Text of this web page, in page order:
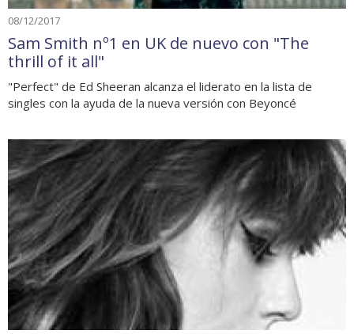
08/12/2017
Sam Smith nº1 en UK de nuevo con "The
thrill of it all"
"Perfect" de Ed Sheeran alcanza el liderato en la lista de
singles con la ayuda de la nueva versión con Beyoncé